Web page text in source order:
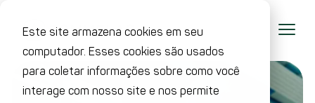
Este site armazena cookies em seu
computador. Esses cookies são usados
para coletar informações sobre como você
interage com nosso site e nos permite